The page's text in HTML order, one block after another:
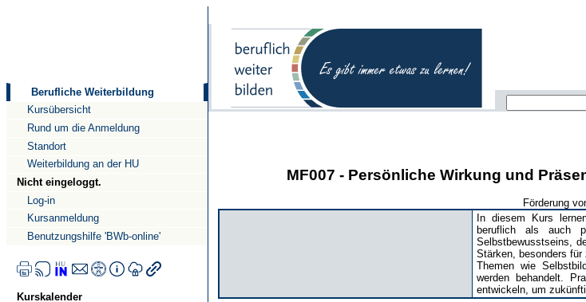
Berufliche Weiterbildung
Kursübersicht
Rund um die Anmeldung
Standort
Weiterbildung an der HU
Nicht eingeloggt.
Log-in
Kursanmeldung
Benutzungshilfe 'BWb-online'
Kurskalender
MF007 - Persönliche Wirkung und
Förderung
In diesem Kurs
beruflich als auch
Selbstbewusstseins,
Stärken, besonders für
Themen wie
werden behandelt.
entwickeln, um